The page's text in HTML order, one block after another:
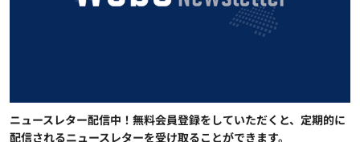
ニュースレター配信中！無料会員登録をしていただくと、定期的に
配信されるニュースレターを受け取ることができます。